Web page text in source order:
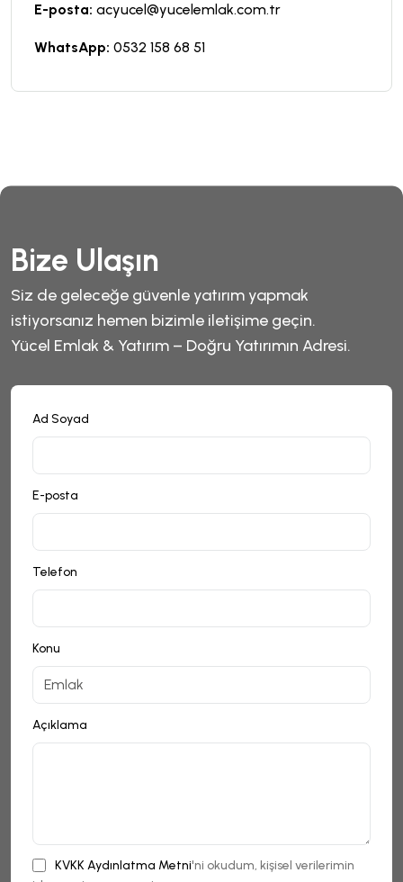
E-posta: acyucel@yucelemlak.com.tr
WhatsApp: 0532 158 68 51
Bize Ulaşın
Siz de geleceğe güvenle yatırım yapmak
istiyorsanız hemen bizimle iletişime geçin.
Yücel Emlak & Yatırım – Doğru Yatırımın Adresi.
Ad Soyad
E-posta
Telefon
Konu
Açıklama
KVKK Aydınlatma Metni'ni okudum, kişisel verilerimin